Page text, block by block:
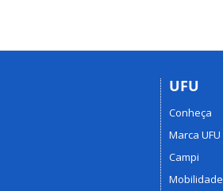
UFU
Conheça
Marca UFU
Campi
Mobilidade